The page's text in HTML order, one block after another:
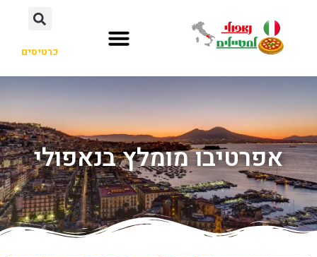
כרטיסים
אפרטיבו מומלץ בנאפולי